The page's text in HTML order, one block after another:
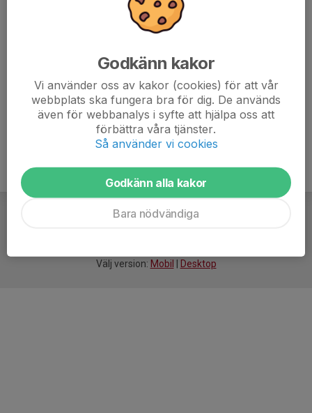
Välj version: Mobil Desktop
Godkänn kakor
Vi använder oss av kakor (cookies) för att vår
webbplats ska fungera bra för dig. De används
även för webbanalys i syfte att hjälpa oss att
förbättra våra tjänster.
Så använder vi cookies
Godkänn alla kakor
Bara nödvändiga